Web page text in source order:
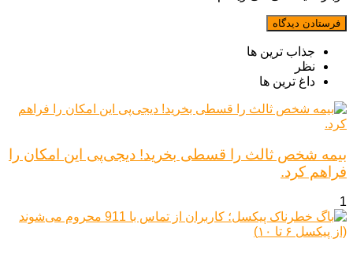
جذاب ترین ها
نظر
داغ ترین ها
بیمه شخص ثالث را قسطی بخرید! دیجی‌پی این امکان را
فراهم کرد.
1